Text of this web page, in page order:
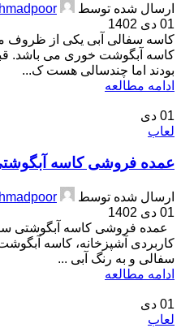
ارسال شده توسط
01 دی 1402
کاسه سفالی آبی یکی از ظروف
کاسه آبگوشت خوری می باشد.
بودند اما چندسالی هست ک...
ادامه مطالعه
01 دی
لعاب
عمده فروشی کاسه
ارسال شده توسط
01 دی 1402
عمده فروشی کاسه آبگوشتی
کاربردی آشپزخانه، کاسه
سفالی و به رنگ آبی ...
ادامه مطالعه
01 دی
لعاب